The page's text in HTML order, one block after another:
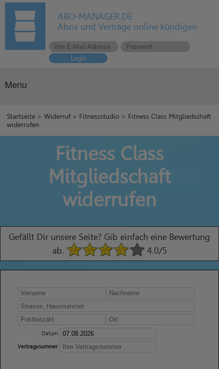
ABO-MANAGER.DE
Abos und Verträge online kündigen
Login
Menu
Startseite >Widerruf> Fitnessstudio > Fitness Class Mitgliedschaft
widerrufen
Fitness Class
Mitgliedschaft
widerrufen
Gefällt Dir unsere Seite? Gib einfach eine Bewertung
ab.
4.0/5
Datum
Vertragsnummer